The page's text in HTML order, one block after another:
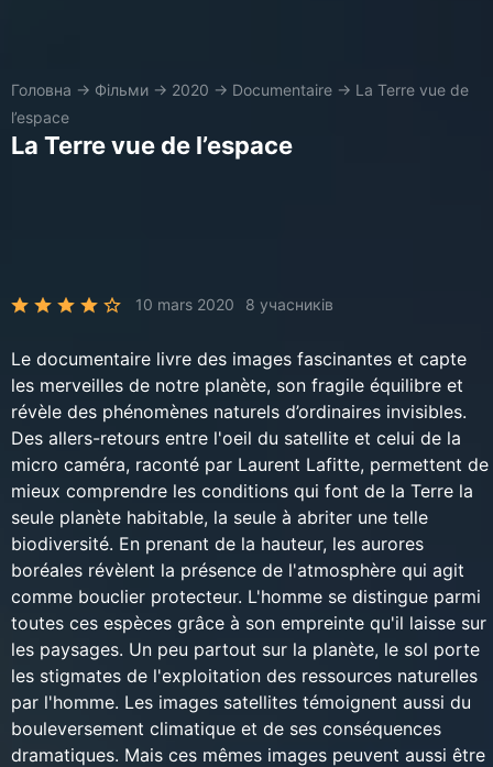
Головна → Фільми → 2020 → Documentaire → La Terre vue de
l’espace
La Terre vue de l’espace
10 mars 2020 8 учасників
Le documentaire livre des images fascinantes et capte
les merveilles de notre planète, son fragile équilibre et
révèle des phénomènes naturels d’ordinaires invisibles.
Des allers-retours entre l'oeil du satellite et celui de la
micro caméra, raconté par Laurent Lafitte, permettent de
mieux comprendre les conditions qui font de la Terre la
seule planète habitable, la seule à abriter une telle
biodiversité. En prenant de la hauteur, les aurores
boréales révèlent la présence de l'atmosphère qui agit
comme bouclier protecteur. L'homme se distingue parmi
toutes ces espèces grâce à son empreinte qu'il laisse sur
les paysages. Un peu partout sur la planète, le sol porte
les stigmates de l'exploitation des ressources naturelles
par l'homme. Les images satellites témoignent aussi du
bouleversement climatique et de ses conséquences
dramatiques. Mais ces mêmes images peuvent aussi être